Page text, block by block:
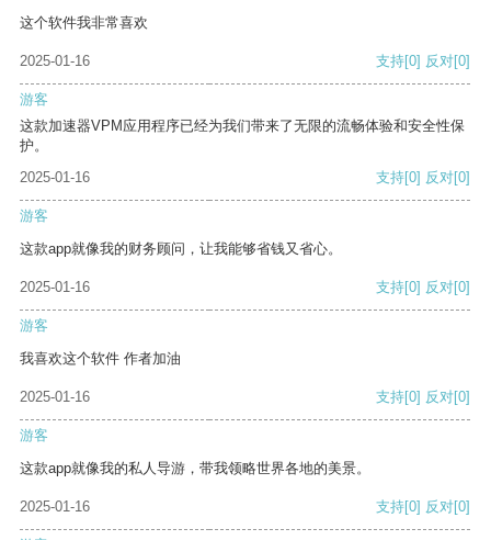
这个软件我非常喜欢
2025-01-16 支持[0] 反对[0]
游客
这款加速器VPM应用程序已经为我们带来了无限的流畅体验和安全性保
护。
2025-01-16
支持[0] 反对[0]
游客
这款app就像我的财务顾问，让我能够省钱又省心。
2025-01-16 支持[0] 反对[0]
游客
我喜欢这个软件 作者加油
2025-01-16 支持[0] 反对[0]
游客
这款app就像我的私人导游，带我领略世界各地的美景。
2025-01-16 支持[0] 反对[0]